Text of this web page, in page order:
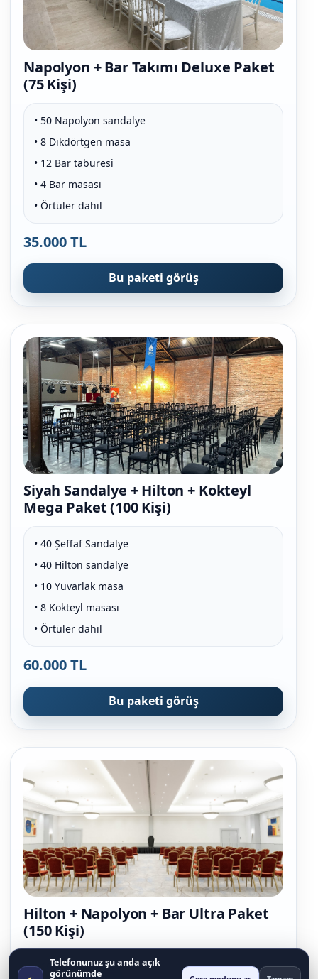
Napolyon + Bar Takımı Deluxe Paket
(75 Kişi)
• 50 Napolyon sandalye
• 8 Dikdörtgen masa
• 12 Bar taburesi
• 4 Bar masası
• Örtüler dahil
35.000 TL
Bu paketi görüş
Siyah Sandalye + Hilton + Kokteyl
Mega Paket (100 Kişi)
• 40 Şeffaf Sandalye
• 40 Hilton sandalye
• 10 Yuvarlak masa
• 8 Kokteyl masası
• Örtüler dahil
60.000 TL
Bu paketi görüş
Hilton + Napolyon + Bar Ultra Paket
(150 Kişi)
• 60 Hilton sandalye
Telefonunuz şu anda açık
görünümde